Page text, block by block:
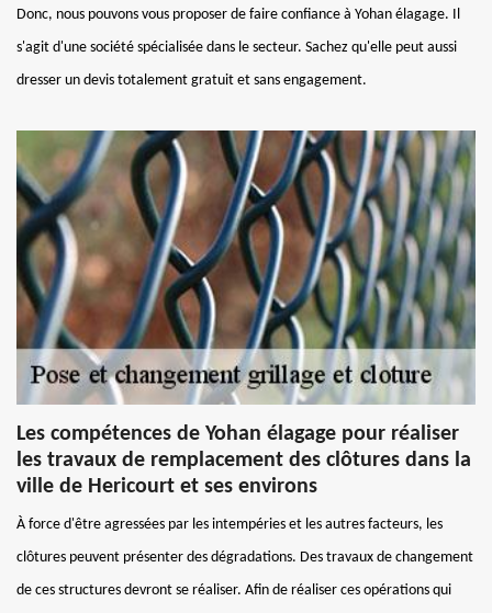
Donc, nous pouvons vous proposer de faire confiance à Yohan élagage. Il
s'agit d'une société spécialisée dans le secteur. Sachez qu'elle peut aussi
dresser un devis totalement gratuit et sans engagement.
Les compétences de Yohan élagage pour réaliser
les travaux de remplacement des clôtures dans la
ville de Hericourt et ses environs
À force d'être agressées par les intempéries et les autres facteurs, les
clôtures peuvent présenter des dégradations. Des travaux de changement
de ces structures devront se réaliser. Afin de réaliser ces opérations qui